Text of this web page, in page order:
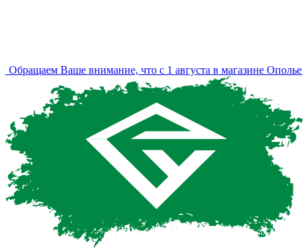
Ваше внимание, что с 1 августа в магазине Ополье